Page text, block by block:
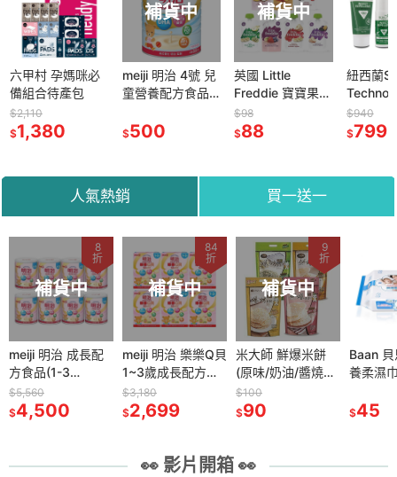
補貨中
meiji 明治 4號 兒
童營養配方食品
900g/罐
$500
補貨中
英國 Little
Freddie 寶寶果昔
多口味可選
$88
紐西蘭Skin
Technology
Protect 25% 派
卡瑞丁 瑞斌12H
$940
$799
補
特 幼兒
盒 6M+(
選)
$155
$149
人氣熱銷 買一送一
補貨中
8
折
meiji 明治 成長配
方食品(1-3
歲)800g x 8罐入
$5,560
$4,500
補貨中
84
折
meiji 明治 樂樂Q貝
1~3歲成長配方食
品 560g x 6盒入
$3,180
$2,699
補貨中
9
折
米大師 鮮爆米餅
(原味/奶油/醬燒海
苔/香濃起司)
$100
$90
Baan
養柔濕
$45
👀 影片開箱 👀